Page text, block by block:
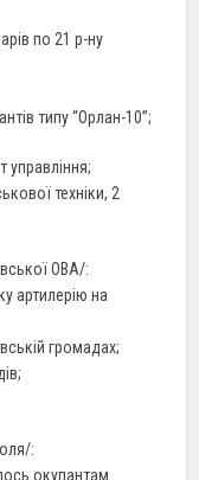
по 21 р-ну
типу “Орлан-10”;
управління;
техніки, 2
ОВА/:
артилерію на
громадах;
:
окупантам